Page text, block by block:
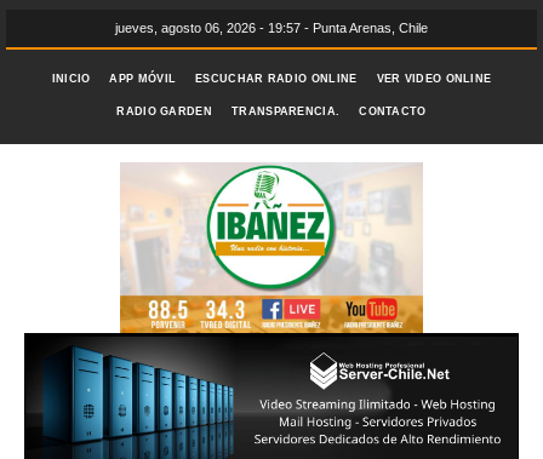
jueves, agosto 06, 2026 - 19:57 - Punta Arenas, Chile
INICIO APP MÓVIL ESCUCHAR RADIO ONLINE VER VIDEO ONLINE
RADIO GARDEN TRANSPARENCIA. CONTACTO